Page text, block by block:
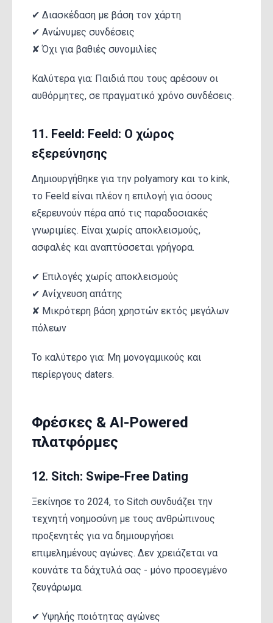
✔ Διασκέδαση με βάση τον χάρτη
✔ Ανώνυμες συνδέσεις
✘ Όχι για βαθιές συνομιλίες
Καλύτερα για: Παιδιά που τους αρέσουν οι
αυθόρμητες, σε πραγματικό χρόνο συνδέσεις.
11. Feeld: Feeld: Ο χώρος
εξερεύνησης
Δημιουργήθηκε για την polyamory και το kink,
το Feeld είναι πλέον η επιλογή για όσους
εξερευνούν πέρα από τις παραδοσιακές
γνωριμίες. Είναι χωρίς αποκλεισμούς,
ασφαλές και αναπτύσσεται γρήγορα.
✔ Επιλογές χωρίς αποκλεισμούς
✔ Ανίχνευση απάτης
✘ Μικρότερη βάση χρηστών εκτός μεγάλων
πόλεων
Το καλύτερο για: Μη μονογαμικούς και
περίεργους daters.
Φρέσκες & AI-Powered
πλατφόρμες
12. Sitch: Swipe-Free Dating
Ξεκίνησε το 2024, το Sitch συνδυάζει την
τεχνητή νοημοσύνη με τους ανθρώπινους
προξενητές για να δημιουργήσει
επιμελημένους αγώνες. Δεν χρειάζεται να
κουνάτε τα δάχτυλά σας - μόνο προσεγμένο
ζευγάρωμα.
✔ Υψηλής ποιότητας αγώνες